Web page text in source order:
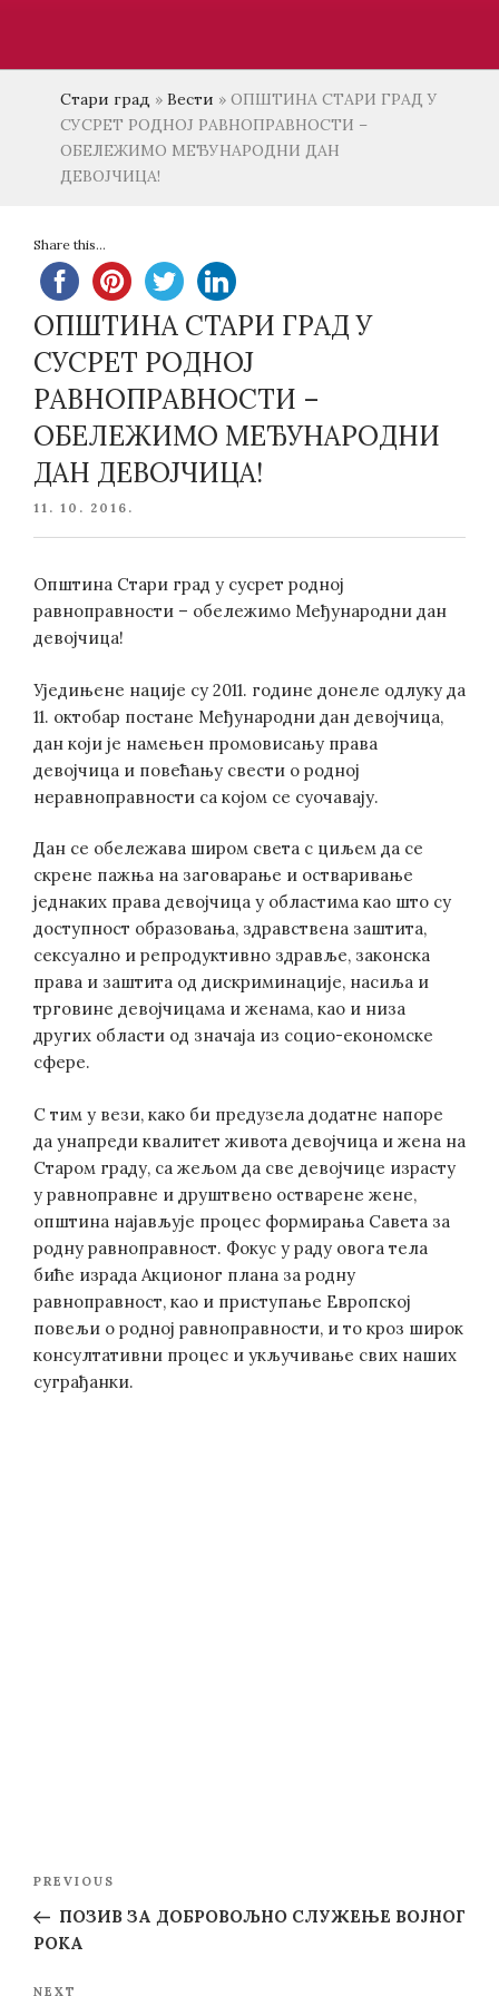
Стари град » Вести » ОПШТИНА СТАРИ ГРАД У
СУСРЕТ РОДНОЈ РАВНОПРАВНОСТИ –
ОБЕЛЕЖИМО МЕЂУНАРОДНИ ДАН
ДЕВОЈЧИЦА!
Share this...
ОПШТИНА СТАРИ ГРАД У
СУСРЕТ РОДНОЈ
РАВНОПРАВНОСТИ –
ОБЕЛЕЖИМО МЕЂУНАРОДНИ
ДАН ДЕВОЈЧИЦА!
POSTED
11. 10. 2016.
Општина Стари град у сусрет родној
равноправности – обележимо Међународни дан
девојчица!
Уједињене нације су 2011. године донеле одлуку да
11. октобар постане Међународни дан девојчица,
дан који је намењен промовисању права
девојчица и повећању свести о родној
неравноправности са којом се суочавају.
Дан се обележава широм света с циљем да се
скрене пажња на заговарање и остваривање
једнаких права девојчица у областима као што су
доступност образовања, здравствена заштита,
сексуално и репродуктивно здравље, законска
права и заштита од дискриминације, насиља и
трговине девојчицама и женама, као и низа
других области од значаја из социо-економске
сфере.
С тим у вези, како би предузела додатне напоре
да унапреди квалитет живота девојчица и жена на
Старом граду, са жељом да све девојчице израсту
у равноправне и друштвено остварене жене,
општина најављује процес формирања Савета за
родну равноправност. Фокус у раду овога тела
биће израда Акционог плана за родну
равноправност, као и приступање Европској
повељи о родној равноправности, и то кроз широк
консултативни процес и укључивање свих наших
суграђанки.
Previous
Post
PREVIOUS
ПОЗИВ ЗА ДОБРОВОЉНО СЛУЖЕЊЕ ВОЈНОГ
РОКА
NEXT